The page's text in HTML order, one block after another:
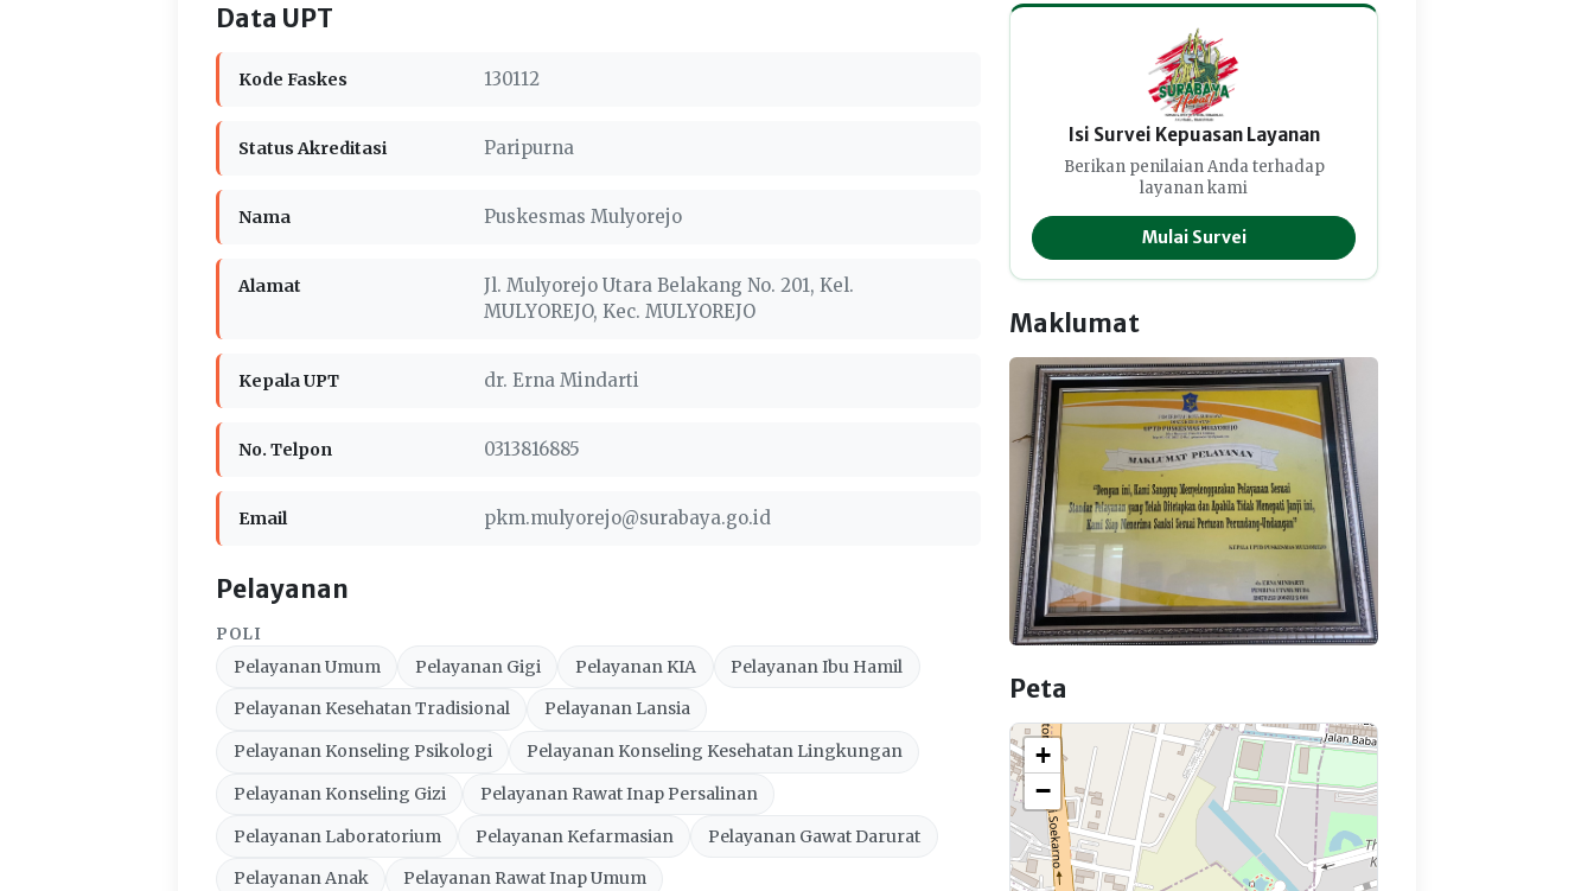
Data UPT
Kode Faskes 130112
Status Akreditasi Paripurna
Nama Puskesmas Mulyorejo
Alamat
Jl. Mulyorejo Utara Belakang No. 201, Kel.
MULYOREJO, Kec. MULYOREJO
Kepala UPT dr. Erna Mindarti
No. Telpon 0313816885
Email pkm.mulyorejo@surabaya.go.id
Pelayanan
POLI
Pelayanan Umum Pelayanan Gigi Pelayanan KIA
Pelayanan Ibu Hamil
Pelayanan Kesehatan Tradisional
Pelayanan Lansia
Pelayanan Konseling Psikologi
Pelayanan Konseling Kesehatan Lingkungan
Pelayanan Konseling Gizi
Pelayanan Rawat Inap Persalinan
Pelayanan Laboratorium
Pelayanan Kefarmasian
Pelayanan Gawat Darurat
Pelayanan Anak
Pelayanan Rawat Inap Umum
Isi Survei Kepuasan Layanan
Berikan penilaian Anda terhadap
layanan kami
Mulai Survei
Maklumat
Peta
+
−